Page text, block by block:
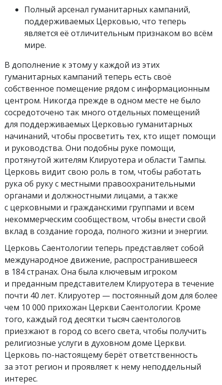
Полный арсенал гуманитарных кампаний,
поддерживаемых Церковью, что теперь
является её отличительным признаком во всём
мире.
В дополнение к этому у каждой из этих
гуманитарных кампаний теперь есть своё
собственное помещение рядом с информационным
центром. Никогда прежде в одном месте не было
сосредоточено так много отдельных помещений
для поддерживаемых Церковью гуманитарных
начинаний, чтобы просветить тех, кто ищет помощи
и руководства. Они подобны руке помощи,
протянутой жителям Клируотера и области Тампы.
Церковь видит свою роль в том, чтобы работать
рука об руку с местными правоохранительными
органами и должностными лицами, а также
с церковными и гражданскими группами и всем
некоммерческим сообществом, чтобы внести свой
вклад в создание города, полного жизни и энергии.
Церковь Саентологии теперь представляет собой
международное движение, распространившееся
в 184 странах. Она была ключевым игроком
и преданным представителем Клируотера в течение
почти 40 лет. Клируотер — постоянный дом для более
чем 10 000 прихожан Церкви Саентологии. Кроме
того, каждый год десятки тысяч саентологов
приезжают в город со всего света, чтобы получить
религиозные услуги в духовном доме Церкви.
Церковь по-настоящему берёт ответственность
за этот регион и проявляет к нему неподдельный
интерес.